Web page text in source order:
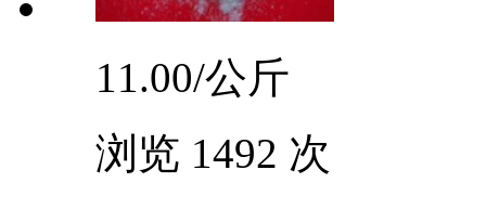
11.00/公斤
浏览 1492 次